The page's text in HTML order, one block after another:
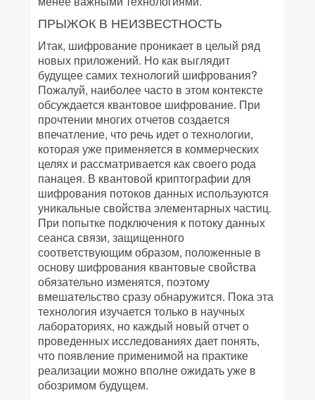
ПРЫЖОК В НЕИЗВЕСТНОСТЬ
Итак, шифрование проникает в целый ряд
новых приложений. Но как выглядит
будущее самих технологий шифрования?
Пожалуй, наиболее часто в этом контексте
обсуждается квантовое шифрование. При
прочтении многих отчетов создается
впечатление, что речь идет о технологии,
которая уже применяется в коммерческих
целях и рассматривается как своего рода
панацея. В квантовой криптографии для
шифрования потоков данных используются
уникальные свойства элементарных частиц.
При попытке подключения к потоку данных
сеанса связи, защищенного
соответствующим образом, положенные в
основу шифрования квантовые свойства
обязательно изменятся, поэтому
вмешательство сразу обнаружится. Пока эта
технология изучается только в научных
лабораториях, но каждый новый отчет о
проведенных исследованиях дает понять,
что появление применимой на практике
реализации можно вполне ожидать уже в
обозримом будущем.